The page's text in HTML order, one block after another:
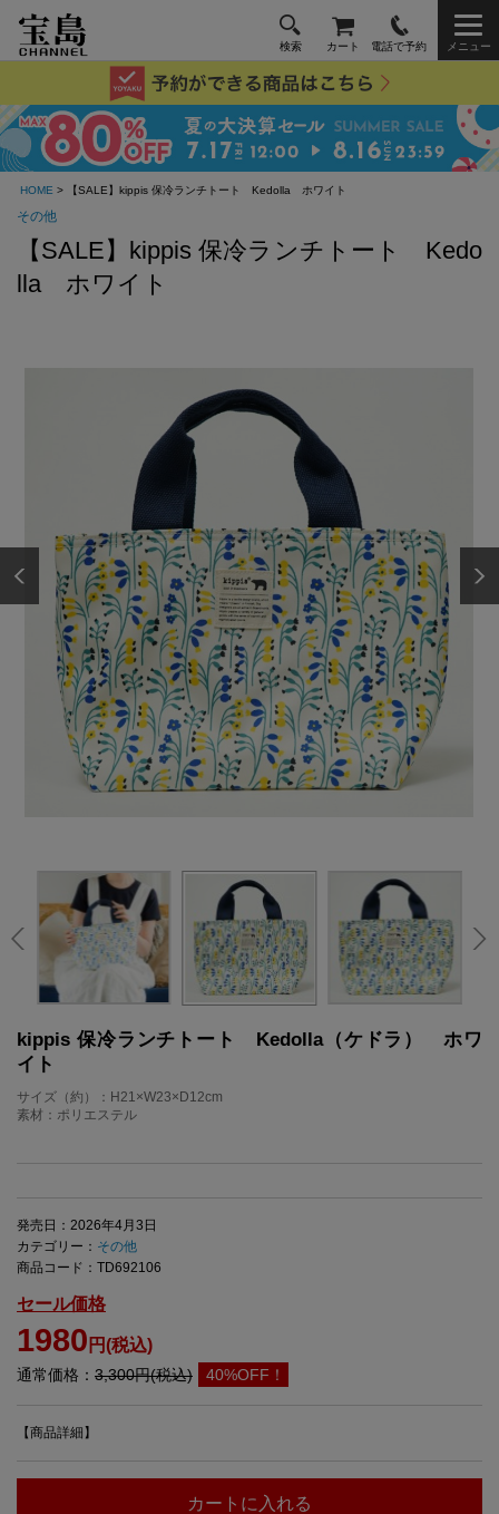
検索 カート 電話で予約 メニュー
HOME > 【SALE】kippis 保冷ランチトート Kedolla ホワイト
その他
【SALE】kippis 保冷ランチトート Kedo
lla ホワイト
kippis 保冷ランチトート Kedolla（ケドラ） ホワ
イト
サイズ（約）：H21×W23×D12cm
素材：ポリエステル
発売日：2026年4月3日
カテゴリー： その他
商品コード：TD692106
セール価格
1980 円(税込)
通常価格： 3,300円(税込) 40%OFF！
【商品詳細】
カートに入れる